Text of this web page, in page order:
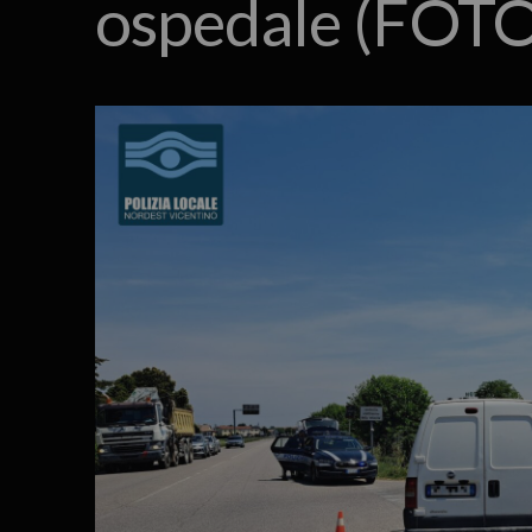
ospedale